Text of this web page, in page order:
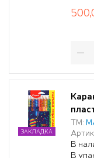
ТМ:
В
В
ЗАКЛАДКА